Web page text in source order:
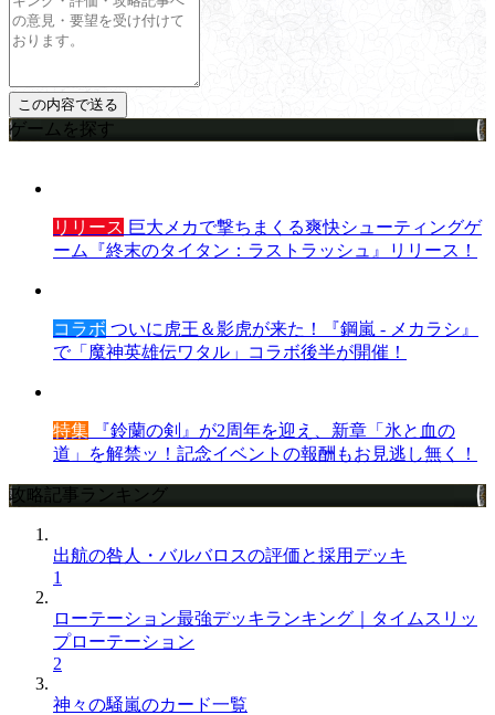
ゲームを探す
リリース 巨大メカで撃ちまくる爽快シューティングゲ
ーム『終末のタイタン：ラストラッシュ』リリース！
コラボ ついに虎王＆影虎が来た！『鋼嵐 - メカラシ』
で「魔神英雄伝ワタル」コラボ後半が開催！
特集 『鈴蘭の剣』が2周年を迎え、新章「氷と血の
道」を解禁ッ！記念イベントの報酬もお見逃し無く！
攻略記事ランキング
出航の咎人・バルバロスの評価と採用デッキ
1
ローテーション最強デッキランキング｜タイムスリッ
プローテーション
2
神々の騒嵐のカード一覧